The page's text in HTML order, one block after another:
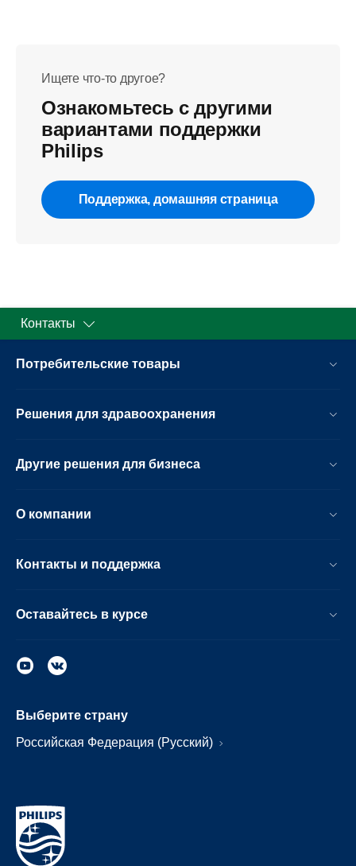
Ищете что-то другое?
Ознакомьтесь с другими
вариантами поддержки
Philips
Поддержка, домашняя страница
Контакты
Потребительские товары
Решения для здравоохранения
Другие решения для бизнеса
О компании
Контакты и поддержка
Оставайтесь в курсе
Выберите страну
Российская Федерация (Русский)